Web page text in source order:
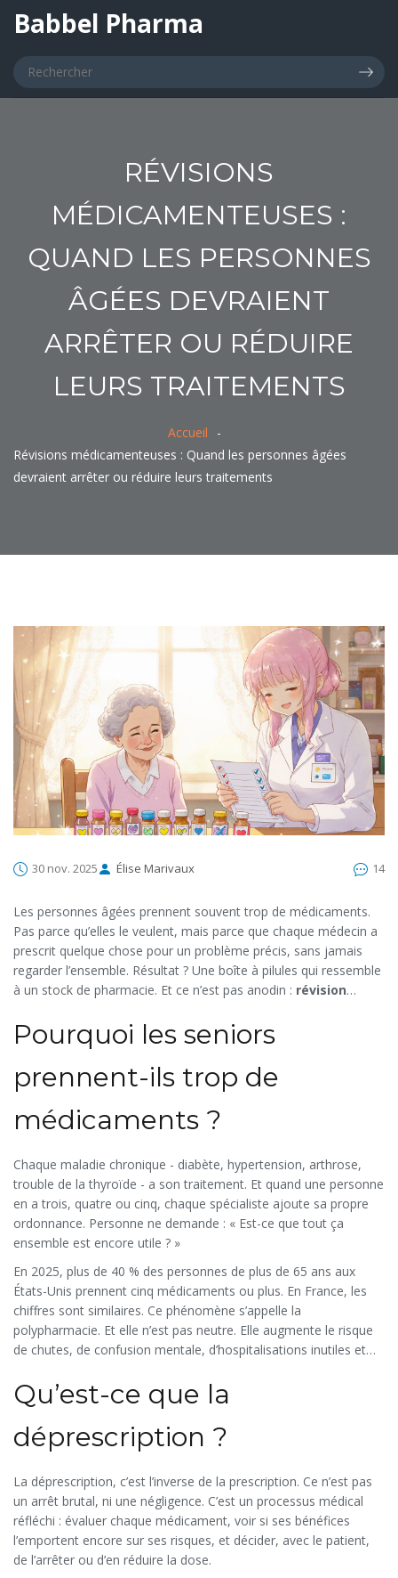
Babbel Pharma
RÉVISIONS
MÉDICAMENTEUSES :
QUAND LES PERSONNES
ÂGÉES DEVRAIENT
ARRÊTER OU RÉDUIRE
LEURS TRAITEMENTS
Accueil
Révisions médicamenteuses : Quand les personnes âgées
devraient arrêter ou réduire leurs traitements
30 nov. 2025 Élise Marivaux 14
Les personnes âgées prennent souvent trop de médicaments.
Pas parce qu’elles le veulent, mais parce que chaque médecin a
prescrit quelque chose pour un problème précis, sans jamais
regarder l’ensemble. Résultat ? Une boîte à pilules qui ressemble
à un stock de pharmacie. Et ce n’est pas anodin : révision
santé publique.
Pourquoi les seniors
prennent-ils trop de
médicaments ?
Chaque maladie chronique - diabète, hypertension, arthrose,
trouble de la thyroïde - a son traitement. Et quand une personne
en a trois, quatre ou cinq, chaque spécialiste ajoute sa propre
ordonnance. Personne ne demande : « Est-ce que tout ça
ensemble est encore utile ? »
En 2025, plus de 40 % des personnes de plus de 65 ans aux
États-Unis prennent cinq médicaments ou plus. En France, les
chiffres sont similaires. Ce phénomène s’appelle la
polypharmacie. Et elle n’est pas neutre. Elle augmente le risque
de chutes, de confusion mentale, d’hospitalisations inutiles et
% des effets indésirables liés aux médicaments chez les seniors
pourraient être évités simplement en arrêtant certains
traitements inutiles.
Qu’est-ce que la
déprescription ?
La déprescription, c’est l’inverse de la prescription. Ce n’est pas
un arrêt brutal, ni une négligence. C’est un processus médical
réfléchi : évaluer chaque médicament, voir si ses bénéfices
l’emportent encore sur ses risques, et décider, avec le patient,
de l’arrêter ou d’en réduire la dose.